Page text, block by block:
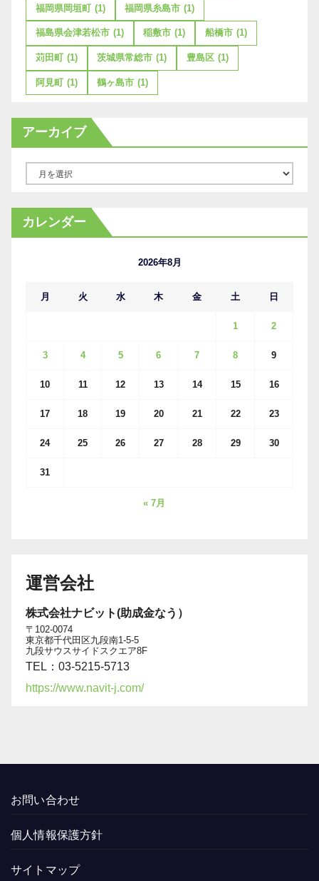
福岡県岡垣町 (1) 福岡県糸島市 (1)
福島県会津若松市 (1) 稲敷市 (1) 船橋市 (1)
苅田町 (1) 茨城県常総市 (1) 豊島区 (1)
阿見町 (1) 鶴ヶ島市 (1)
アーカイブ
カ
イ
カレンダー
2026年8月
月 火 水 木 金 土 日
1 2
3 4 5 6 7 8 9
10 11 12 13 14 15 16
17 18 19 20 21 22 23
24 25 26 27 28 29 30
31
« 7月
運営会社
株式会社ナビット(助成金なう）
〒102-0074
東京都千代田区九段南1-5-5
九段サウスサイドスクエア8F
TEL：03-5215-5713
https://www.navit-j.com/
お問い合わせ
個人情報保護方針
サイトマップ